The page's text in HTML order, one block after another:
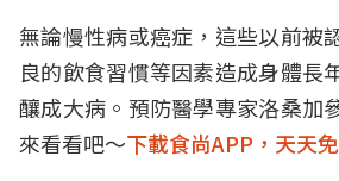
無論慢性病或癌症，這些以前被
良的飲食習慣等因素造成身體長
釀成大病。預防醫學專家洛桑加
來看看吧～下載食尚APP，天天